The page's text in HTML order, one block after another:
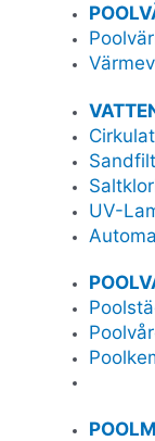
UV-